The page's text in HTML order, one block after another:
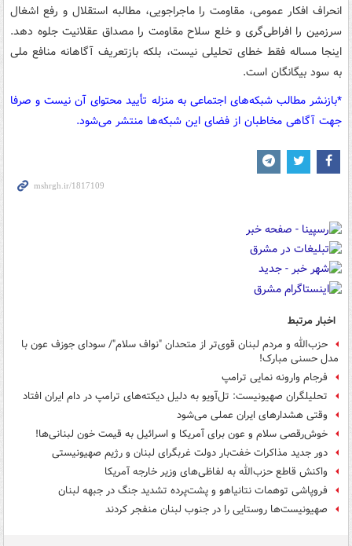
انحراف افکار عمومی، مقاومت را ماجراجویی، مطالبه استقلال و رفع اشغال
سرزمین را افراطی‌گری و خلع سلاح مقاومت را مصداق عقلانیت جلوه دهد.
اینجا مساله فقط خطای تحلیلی نیست، بلکه بازتعریف آگاهانه منافع ملی
به سود بیگانگان است.
*بازنشر مطالب شبکه‌های اجتماعی به منزله تأیید محتوای آن نیست و صرفا
جهت آگاهی مخاطبان از فضای این شبکه‌ها منتشر می‌شود.
اخبار مرتبط
حزب‌الله و مردم لبنان قوی‌تر از متحدان "نواف سلام"/ سودای جوزف عون با
مدل حسنی مبارک!
فرجام وارونه نمایی ترامپ
تحلیلگران صهیونیست: تل‌آویو به دلیل دیکته‌های ترامپ در دام ایران افتاد
وقتی هشدارهای ایران عملی می‌شود
خوش‌رقصی سلام و عون برای آمریکا و اسرائیل به قیمت خون لبنانی‌ها!
دور جدید مذاکرات خفت‌بار دولت غربگرای لبنان و رژیم صهیونیستی
واکنش قاطع حزب‌الله به لفاظی‌های وزیر خارجه آمریکا
فروپاشی توهمات نتانیاهو و پشت‌پرده تشدید جنگ در جبهه لبنان
صهیونیست‌ها روستایی را در جنوب لبنان منفجر کردند